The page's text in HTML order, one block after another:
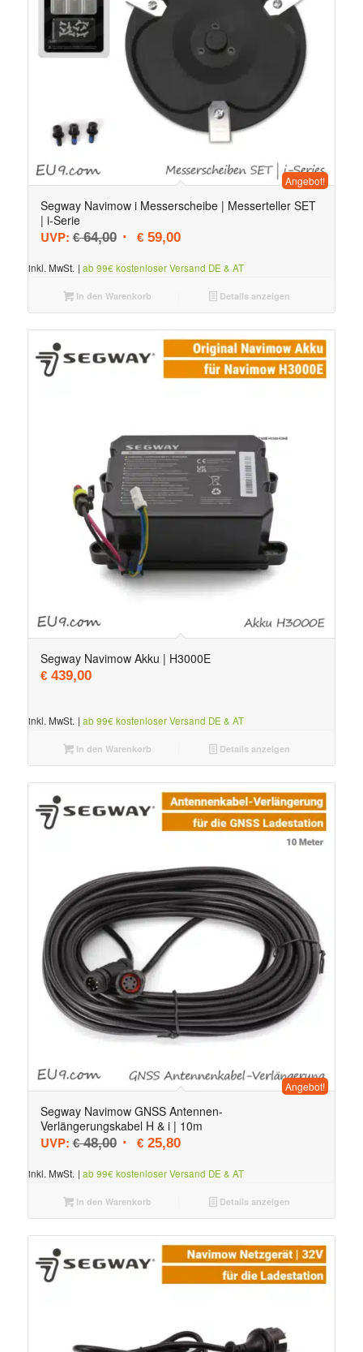
Segway Navimow i Messerscheibe | Messerteller SET
| i-Serie
UVP: €64,00 Ursprünglicher Preis war: € 64,00
€59,00Aktueller Preis ist: € 59,00.
Angebot!
inkl. MwSt. | ab 99€ kostenloser Versand DE & AT
In den Warenkorb Details anzeigen
Segway Navimow Akku | H3000E
€439,00
inkl. MwSt. | ab 99€ kostenloser Versand DE & AT
In den Warenkorb Details anzeigen
Segway Navimow GNSS Antennen-
Verlängerungskabel H & i | 10m
UVP: €48,00 Ursprünglicher Preis war: € 48,00
€25,80Aktueller Preis ist: € 25,80.
Angebot!
inkl. MwSt. | ab 99€ kostenloser Versand DE & AT
In den Warenkorb Details anzeigen